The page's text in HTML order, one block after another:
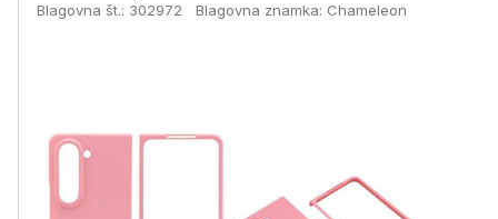
Blagovna št.: 302972 Blagovna znamka: Chameleon